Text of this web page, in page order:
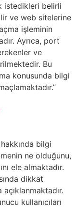
istedikleri belirli
ve web sitelerine
işleminin
Ayrıca, port
ve
Bu
konusunda bilgi
bilgi
ne olduğunu,
ele almaktadır.
dikkat
kullanıcıları